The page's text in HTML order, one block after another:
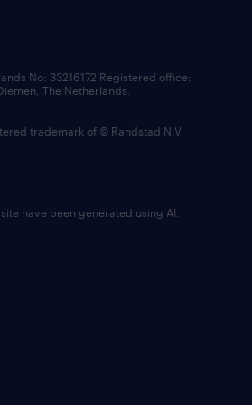
No: 33216172 Registered office:
The Netherlands.
trademark of © Randstad N.V.
have been generated using AI.